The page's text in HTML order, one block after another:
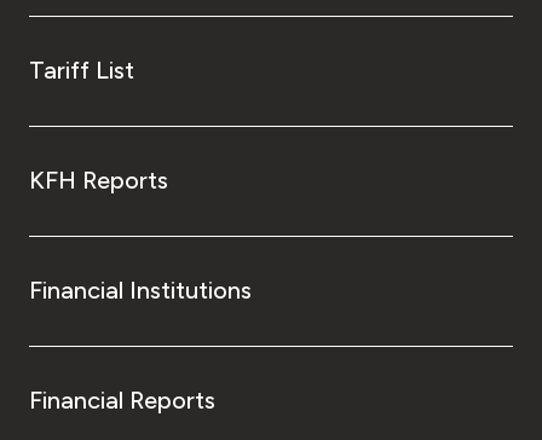
Tariff List
KFH Reports
Financial Institutions
Financial Reports